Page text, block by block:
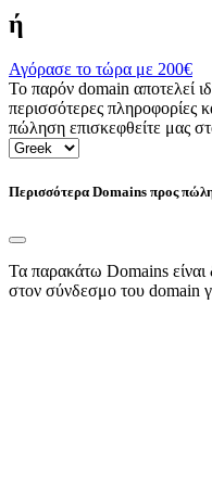
ή
Αγόρασε το τώρα με 200€
Το παρόν domain αποτελεί
περισσότερες πληροφορίες
πώληση επισκεφθείτε μας
Περισσότερα Domains προς
Τα παρακάτω Domains
στον σύνδεσμο του domain